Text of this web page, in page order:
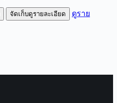
จัดเก็บดูรายละเอียด
ดูราย